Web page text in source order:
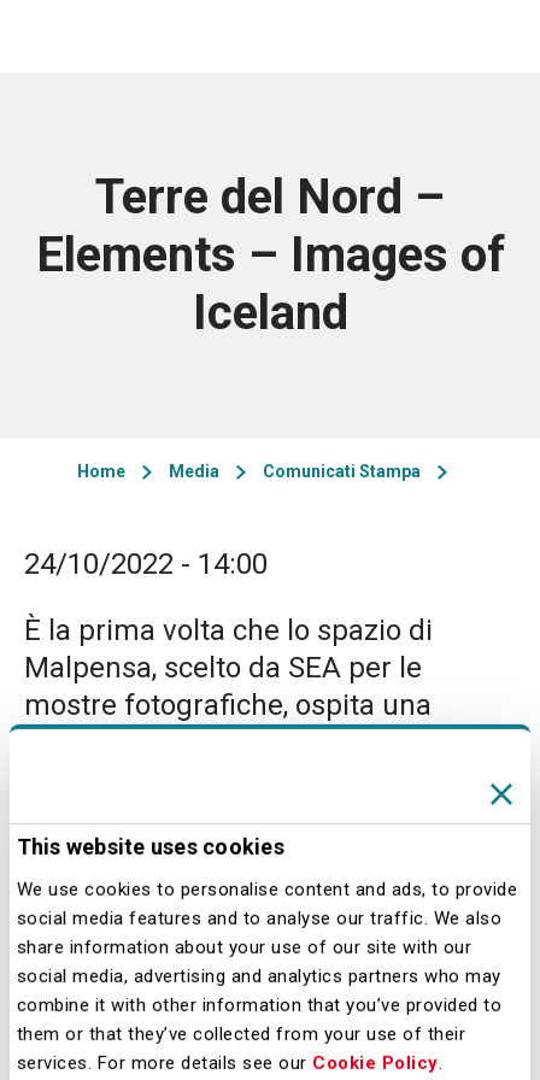
This website uses cookies
We use cookies to personalise content and ads, to provide
social media features and to analyse our traffic. We also
share information about your use of our site with our
social media, advertising and analytics partners who may
combine it with other information that you’ve provided to
them or that they’ve collected from your use of their
services. For more details see our Cookie Policy.
Terre del Nord –
Elements – Images of
Iceland
Home Media Comunicati Stampa
24/10/2022 - 14:00
È la prima volta che lo spazio di
Malpensa, scelto da SEA per le
mostre fotografiche, ospita una
Operating Officer di SEA – La
bellezza di queste immagini è il
risultato di inquadrature realizzate da
un’artista che, grazie alla profonda
conoscenza di questo territorio, ne ha
saputo esaltare la natura selvaggia e
così affascinante. Un posto magico